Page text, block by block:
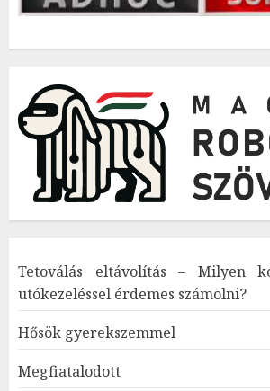
Tetoválás eltávolítás – Milyen
utókezeléssel érdemes számolni?
Hősök gyerekszemmel
Megfiatalodott